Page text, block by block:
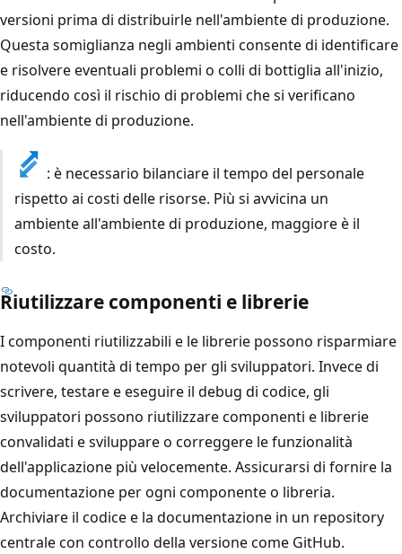
versioni prima di distribuirle nell'ambiente di produzione.
Questa somiglianza negli ambienti consente di identificare
e risolvere eventuali problemi o colli di bottiglia all'inizio,
riducendo così il rischio di problemi che si verificano
nell'ambiente di produzione.
: è necessario bilanciare il tempo del personale
rispetto ai costi delle risorse. Più si avvicina un
ambiente all'ambiente di produzione, maggiore è il
costo.
Riutilizzare componenti e librerie
I componenti riutilizzabili e le librerie possono risparmiare
notevoli quantità di tempo per gli sviluppatori. Invece di
scrivere, testare e eseguire il debug di codice, gli
sviluppatori possono riutilizzare componenti e librerie
convalidati e sviluppare o correggere le funzionalità
dell'applicazione più velocemente. Assicurarsi di fornire la
documentazione per ogni componente o libreria.
Archiviare il codice e la documentazione in un repository
centrale con controllo della versione come GitHub.